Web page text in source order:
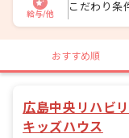
給与/他
こだわり条
おすすめ順
広島中央リハビ
キッズハウス